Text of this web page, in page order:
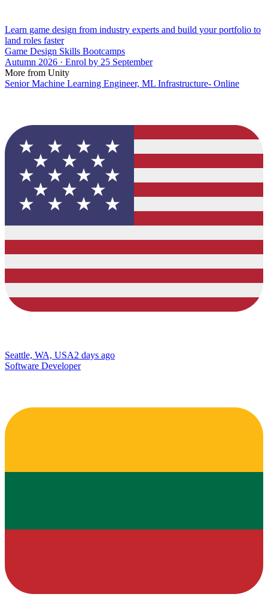
Learn game design from industry experts and build your portfolio to
land roles faster
Game Design Skills Bootcamps
Autumn 2026 · Enrol by 25 September
More from Unity
Senior Machine Learning Engineer, ML Infrastructure- Online
Seattle, WA, USA2 days ago
Software Developer